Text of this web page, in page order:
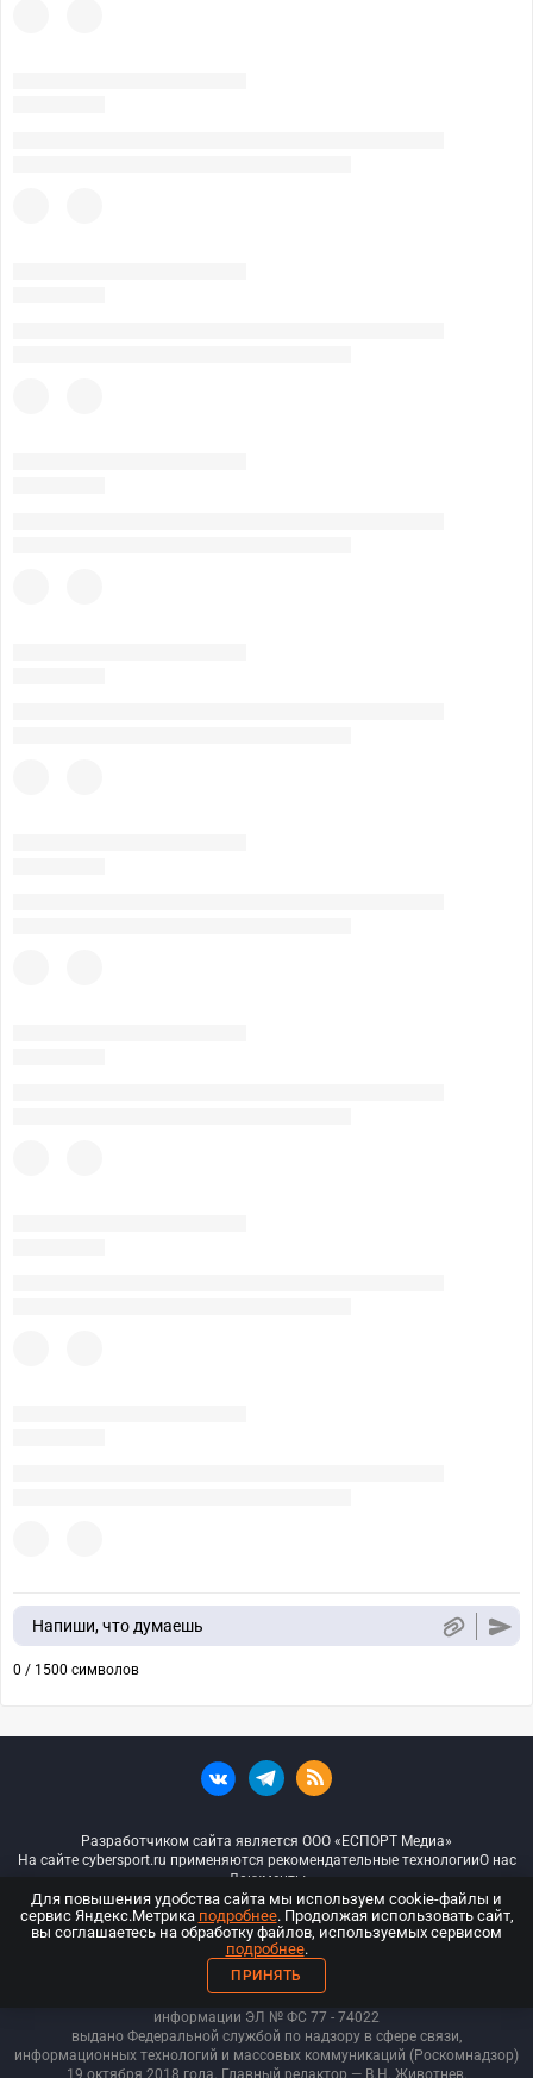
Напиши, что думаешь
0 / 1500 символов
Разработчиком сайта является ООО «ЕСПОРТ Медиа»
На сайте cybersport.ru применяются рекомендательные технологииО нас
Документы
© ООО «Киберспорт.ру» — Все права защищены
18+
ООО «Киберспорт.ру». Свидетельство о регистрации средств массовой
информации ЭЛ № ФС 77 - 74022
выдано Федеральной службой по надзору в сфере связи,
информационных технологий и массовых коммуникаций (Роскомнадзор)
19 октября 2018 года. Главный редактор — В.Н. Животнев.
Для повышения удобства сайта мы используем cookie-файлы и
сервис Яндекс.Метрика подробнее. Продолжая использовать сайт,
вы соглашаетесь на обработку файлов, используемых сервисом
подробнее.
ПРИНЯТЬ